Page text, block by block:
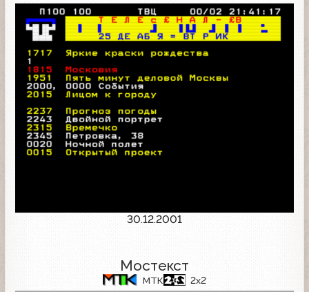
30.12.2001
Мостекст
МТК 2x2